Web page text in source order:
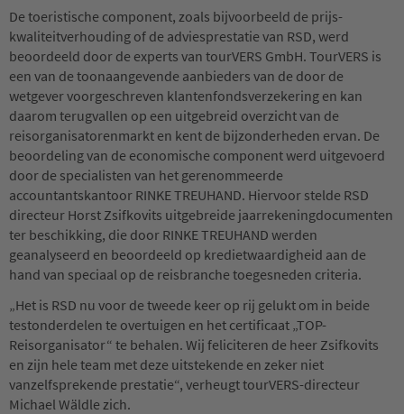
De toeristische component, zoals bijvoorbeeld de prijs-
kwaliteitverhouding of de adviesprestatie van RSD, werd
beoordeeld door de experts van tourVERS GmbH. TourVERS is
een van de toonaangevende aanbieders van de door de
wetgever voorgeschreven klantenfondsverzekering en kan
daarom terugvallen op een uitgebreid overzicht van de
reisorganisatorenmarkt en kent de bijzonderheden ervan. De
beoordeling van de economische component werd uitgevoerd
door de specialisten van het gerenommeerde
accountantskantoor RINKE TREUHAND. Hiervoor stelde RSD
directeur Horst Zsifkovits uitgebreide jaarrekeningdocumenten
ter beschikking, die door RINKE TREUHAND werden
geanalyseerd en beoordeeld op kredietwaardigheid aan de
hand van speciaal op de reisbranche toegesneden criteria.
„Het is RSD nu voor de tweede keer op rij gelukt om in beide
testonderdelen te overtuigen en het certificaat „TOP-
Reisorganisator“ te behalen. Wij feliciteren de heer Zsifkovits
en zijn hele team met deze uitstekende en zeker niet
vanzelfsprekende prestatie“, verheugt tourVERS-directeur
Michael Wäldle zich.